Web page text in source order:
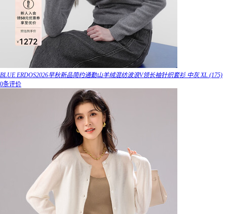
BLUE ERDOS2026早秋新品简约通勤山羊绒混纺波浪V领长袖针织套衫 中灰 XL (175)
0条评价